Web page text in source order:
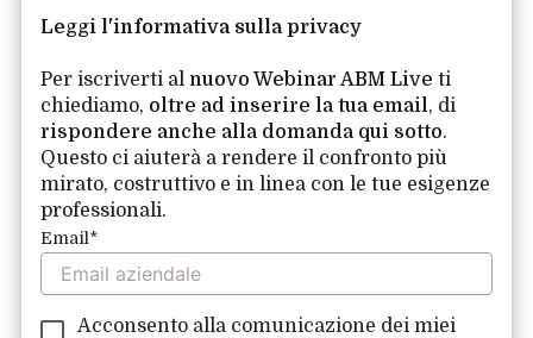
Leggi l'informativa sulla privacy
Per iscriverti alnuovo Webinar ABM Live ti
chiediamo, oltre ad inserire la tua email, di
rispondere anche alla domanda qui sotto.
Questo ci aiuterà a rendere il confronto più
mirato, costruttivo e in linea con le tue esigenze
professionali.
Email *
Acconsento alla comunicazione dei miei